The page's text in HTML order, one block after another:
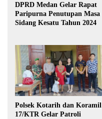
DPRD Medan Gelar Rapat
Paripurna Penutupan Masa
Sidang Kesatu Tahun 2024
Polsek Kotarih dan Koramil
17/KTR Gelar Patroli